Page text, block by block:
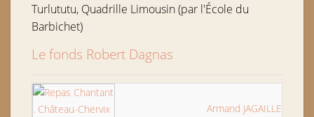
Turlututu, Quadrille Limousin (par l'École du
Barbichet)
Le fonds Robert Dagnas
Armand JAGAILLE